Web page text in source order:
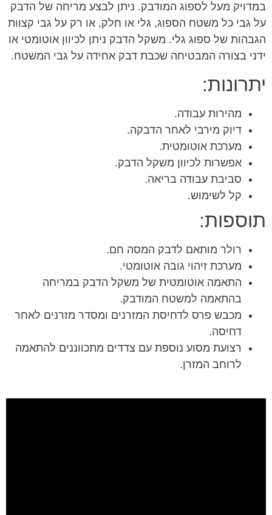
במדויק מעל לספוג המודבק. ניתן לבצע מריחה של הדבק
על גבי כל משטח הספוג, גלי או חלק, או רק על גבי קצוות
הגבהות של ספוג גלי. משקל הדבק ניתן לכיוון אוטומטי או
ידני בצורה המבטיחה שכבת דבק אחידה על גבי המשטח.
יתרונות:
מהירות עבודה.
דיוק מירבי לאחר הדבקה.
מערכת אוטומטית.
אפשרות לכיוון משקל הדבק.
סביבת עבודה בריאה.
קל לשימוש.
תוספות:
רולר מותאם לדבק המסה חם.
מערכת זיהוי גובה אוטומטי.
התאמה אוטומטית של משקל הדבק במריחה
בהתאמה למשטח המודבק.
מכבש פרס לדחיסת המזרנים ומסדר מזרנים לאחר
דחיסה.
רצועת מסוע נוספת עם צדדים מתכווננים להתאמה
לרוחב המזרן.